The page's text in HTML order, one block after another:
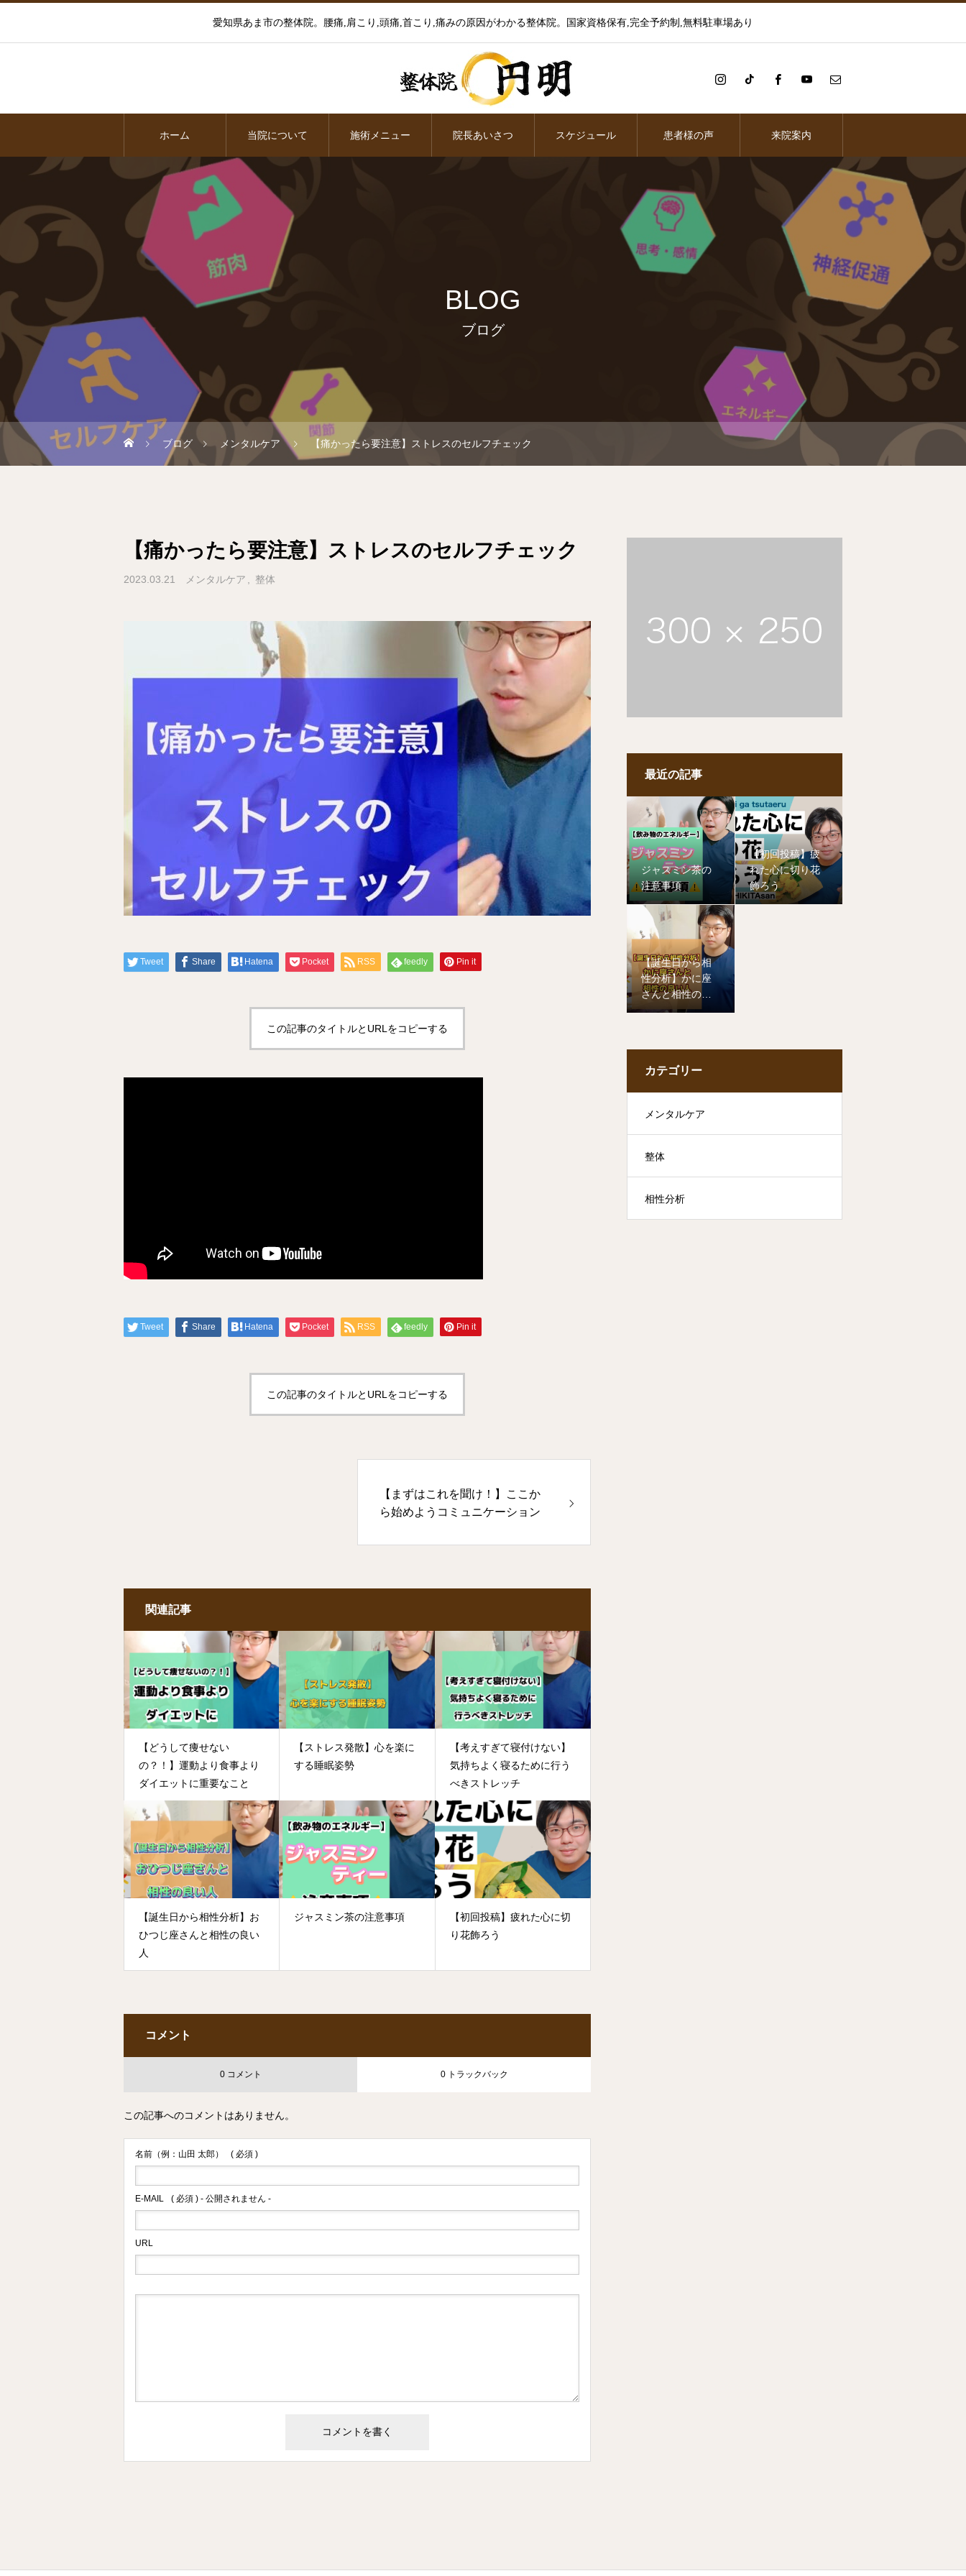
愛知県あま市の整体院。腰痛,肩こり,頭痛,首こり,痛みの原因がわかる整体院。国家資格保有,完全予約制,無料駐車場あり
ホーム 当院について 施術メニュー 院長あいさつ スケジュール 患者様の声 来院案内
BLOG
ブログ
ブログ メンタルケア 【痛かったら要注意】ストレスのセルフチェック
【痛かったら要注意】ストレスのセルフチェック
2023.03.21 メンタルケア 整体
Tweet Share Hatena Pocket RSS feedly Pin it
この記事のタイトルとURLをコピーする
Tweet Share Hatena Pocket RSS feedly Pin it
この記事のタイトルとURLをコピーする
【まずはこれを聞け！】ここか
ら始めようコミュニケーション
関連記事
【どうして痩せない
の？！】運動より食事より
ダイエットに重要なこと
【ストレス発散】心を楽に
する睡眠姿勢
【考えすぎて寝付けない】
気持ちよく寝るために行う
べきストレッチ
【誕生日から相性分析】お
ひつじ座さんと相性の良い
人
ジャスミン茶の注意事項
【初回投稿】疲れた心に切
り花飾ろう
コメント
0 コメント 0 トラックバック
この記事へのコメントはありません。
名前（例：山田 太郎） ( 必須 )
E-MAIL ( 必須 ) - 公開されません -
URL
最近の記事
ジャスミン茶の
注意事項
【初回投稿】疲
れた心に切り花
飾ろう
【誕生日から相
性分析】かに座
さんと相性の良
い人
カテゴリー
メンタルケア
整体
相性分析